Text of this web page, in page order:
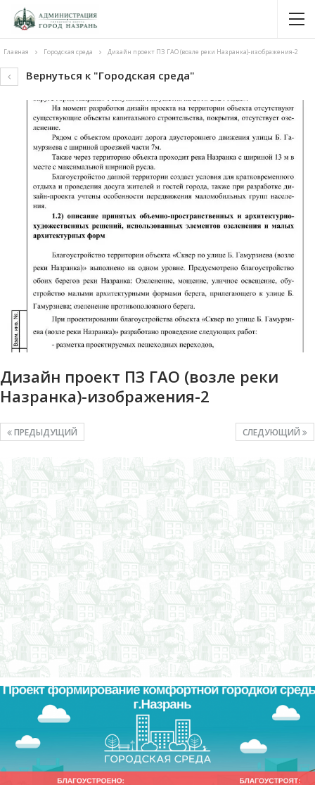
Главная Городская среда Дизайн проект ПЗ ГАО (возле реки Назранка)-изображения-2
Вернуться к "Городская среда"
Дизайн проект ПЗ ГАО (возле реки
Назранка)-изображения-2
СЛЕДУЮЩИЙ
ПРЕДЫДУЩИЙ